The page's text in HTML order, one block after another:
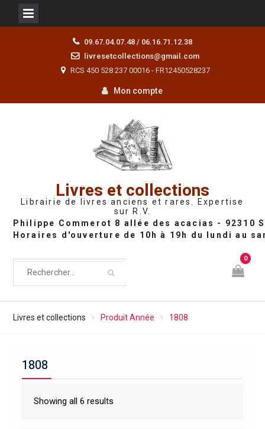
09.67.04.07.48 / 06.16.71.12.38
livresetcollections@gmail.com
RCS 450 528 237 00016 - FR12450528237
Mon compte
Livres et collections
Librairie de livres anciens et rares. Expertise
sur R.V.
0
Livres et collections Produit Année 1808
1808
Showing all 6 results